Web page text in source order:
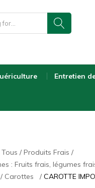
Entretien
Tous
Produits Frais
: Fruits frais, légumes
Carottes CAROTTE